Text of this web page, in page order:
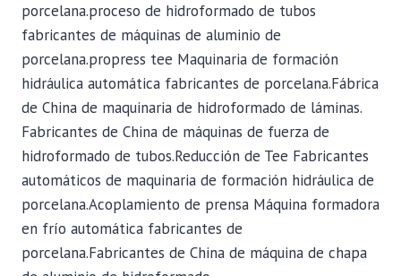
porcelana.proceso de hidroformado de tubos
fabricantes de máquinas de aluminio de
porcelana.propress tee Maquinaria de formación
hidráulica automática fabricantes de porcelana.Fábrica
de China de maquinaria de hidroformado de láminas.
Fabricantes de China de máquinas de fuerza de
hidroformado de tubos.Reducción de Tee Fabricantes
automáticos de maquinaria de formación hidráulica de
porcelana.Acoplamiento de prensa Máquina formadora
en frío automática fabricantes de
porcelana.Fabricantes de China de máquina de chapa